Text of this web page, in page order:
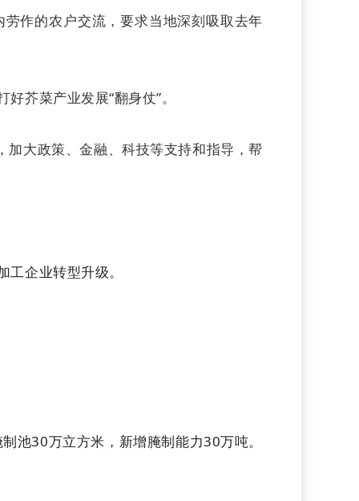
作的农户交流，要求当地深刻吸取去年
芥菜产业发展“翻身仗”。
加大政策、金融、科技等支持和指导，帮
企业转型升级。
池30万立方米，新增腌制能力30万吨。